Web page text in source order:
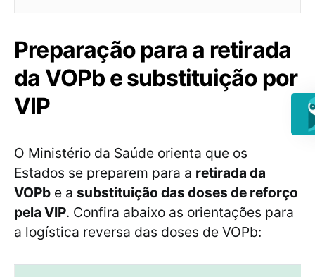
Preparação para a retirada
da VOPb e substituição por
VIP
O Ministério da Saúde orienta que os
Estados se preparem para a retirada da
VOPb e a substituição das doses de reforço
pela VIP. Confira abaixo as orientações para
a logística reversa das doses de VOPb: